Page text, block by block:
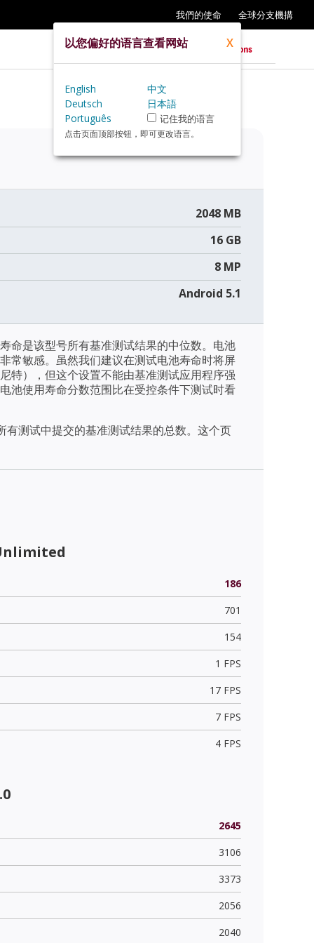
我們的使命 全球分支機搆
2048 MB
16 GB
8 MP
Android 5.1
命是该型号所有基准测试结果的中位数。电池
常敏感。虽然我们建议在测试电池寿命时将屏
特），但这个设置不能由基准测试应用程序强
池使用寿命分数范围比在受控条件下测试时看
有测试中提交的基准测试结果的总数。这个页
186
701
154
1 FPS
17 FPS
7 FPS
4 FPS
2645
3106
3373
2056
2040
以您偏好的语言查看网站 X
English
中文
Deutsch
日本語
Português
记住我的语言
点击页面顶部按钮，即可更改语言。